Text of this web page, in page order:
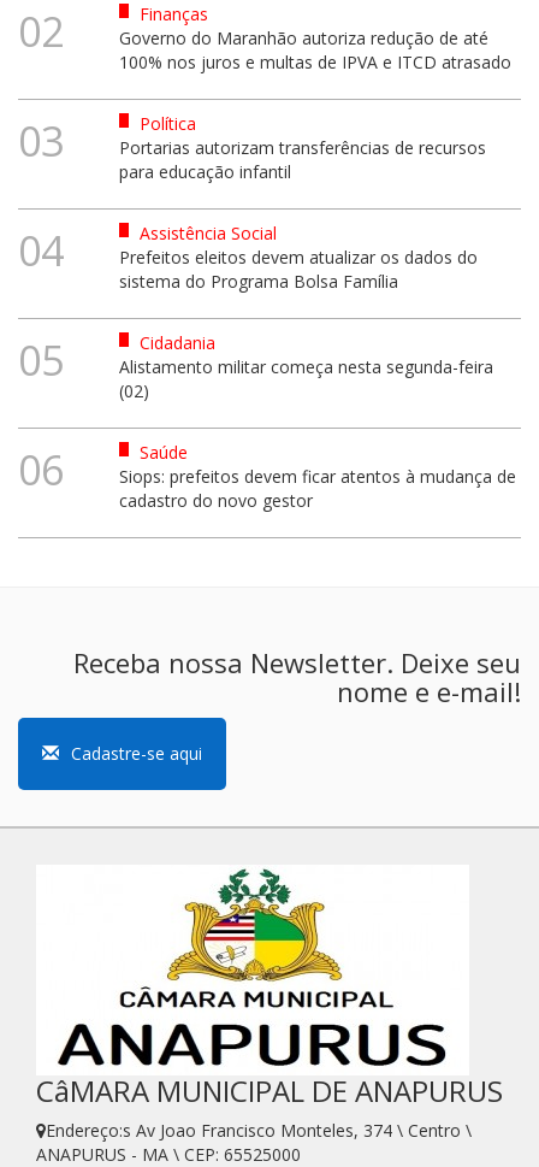
02
Finanças
Governo do Maranhão autoriza redução de até
100% nos juros e multas de IPVA e ITCD atrasado
03
Política
Portarias autorizam transferências de recursos
para educação infantil
04
Assistência Social
Prefeitos eleitos devem atualizar os dados do
sistema do Programa Bolsa Família
05
Cidadania
Alistamento militar começa nesta segunda-feira
(02)
06
Saúde
Siops: prefeitos devem ficar atentos à mudança de
cadastro do novo gestor
Receba nossa Newsletter. Deixe seu
nome e e-mail!
Cadastre-se aqui
CâMARA MUNICIPAL DE ANAPURUS
Endereço:s Av Joao Francisco Monteles, 374 \ Centro \
ANAPURUS - MA \ CEP: 65525000